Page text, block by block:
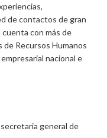
de contactos de gran
cuenta con más de
Recursos Humanos
nacional e
general de